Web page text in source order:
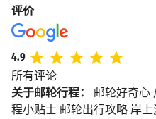
评价
4.9
所有评论
关于邮轮行程：
邮轮好奇心
程小贴士 邮轮出行攻略 岸上